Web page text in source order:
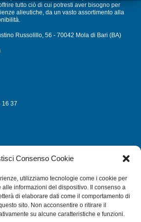
Consenso Cookie
utilizziamo tecnologie come i cookie per
alle informazioni del dispositivo. Il consenso a
di elaborare dati come il comportamento di
sito. Non acconsentire o ritirare il
su alcune caratteristiche e funzioni.
tutto ciò di cui potresti aver bisogno per
alieutiche, da un vasto assortimento alla
Russolillo, 56 - 70042 Mola di Bari (BA)
16 37